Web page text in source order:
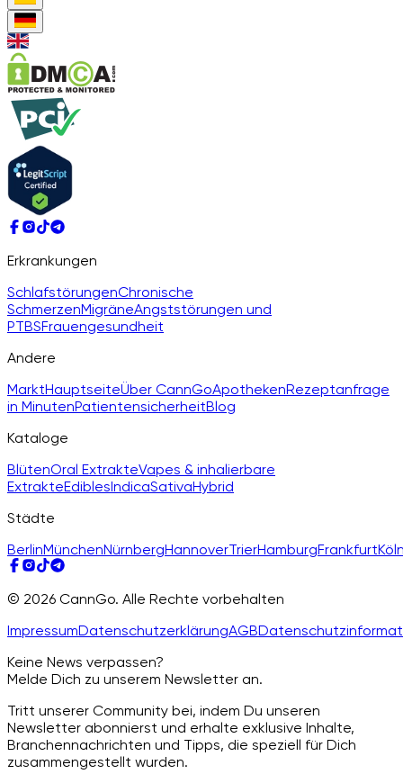
Erkrankungen
SchlafstörungenChronische
SchmerzenMigräneAngststörungen und
PTBSFrauengesundheit
Andere
MarktHauptseiteÜber CannGoApothekenRezeptanfrage
in MinutenPatientensicherheitBlog
Kataloge
BlütenOral ExtrakteVapes & inhalierbare
ExtrakteEdiblesIndicaSativaHybrid
Städte
BerlinMünchenNürnbergHannoverTrierHamburgFrankfurt
© 2026 CannGo. Alle Rechte vorbehalten
ImpressumDatenschutzerklärungAGB
Keine News verpassen?
Melde Dich zu unserem Newsletter an.
Tritt unserer Community bei, indem Du unseren
Newsletter abonnierst und erhalte exklusive Inhalte,
Branchennachrichten und Tipps, die speziell für Dich
zusammengestellt wurden.